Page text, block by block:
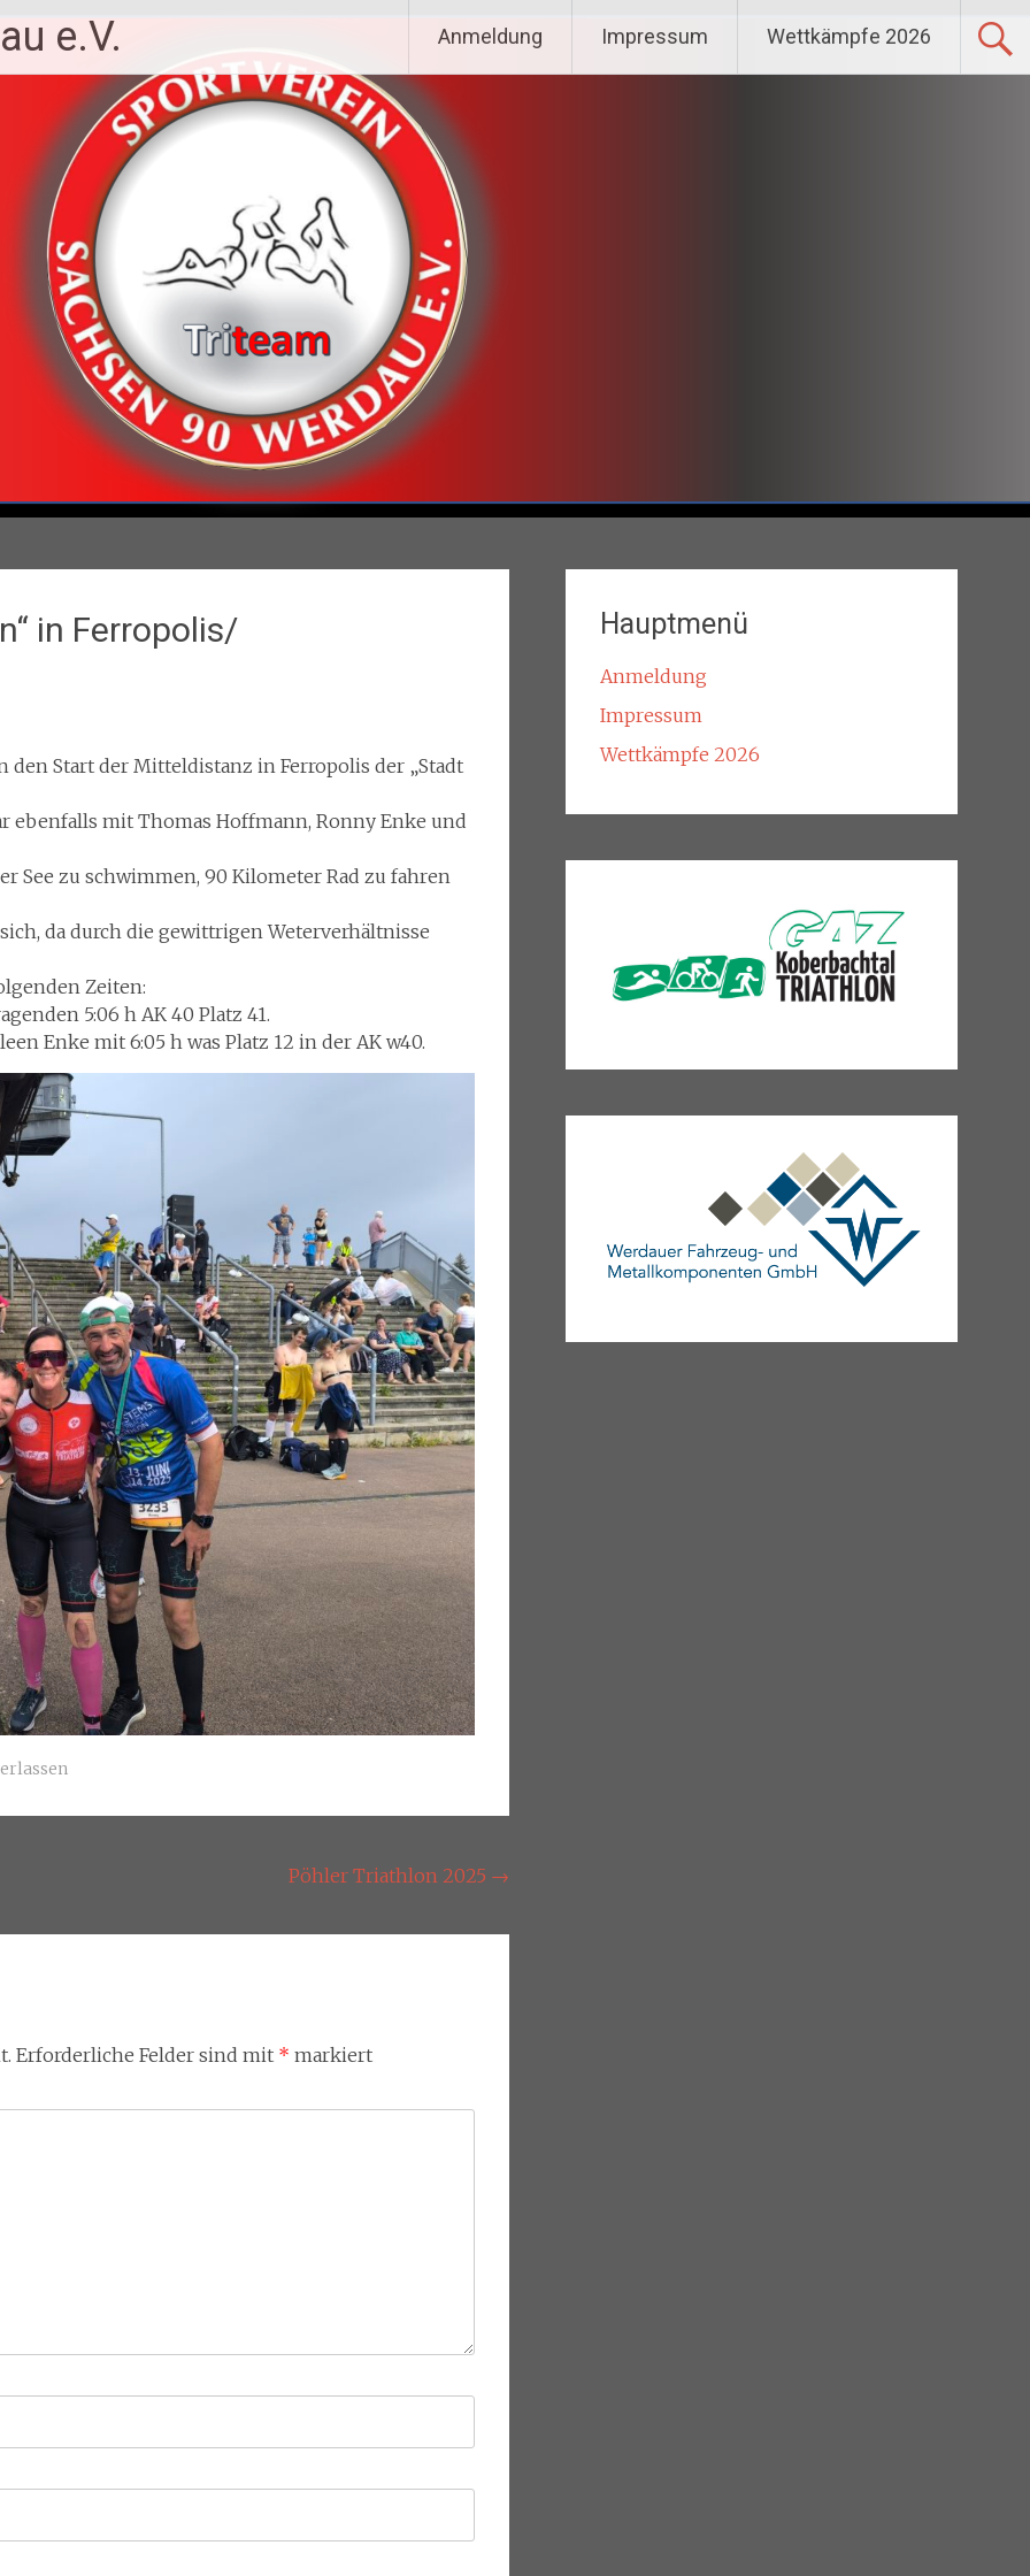
e.V. Anmeldung Impressum Wettkämpfe 2026
in Ferropolis/
den Start der Mitteldistanz in Ferropolis der „Stadt
ebenfalls mit Thomas Hoffmann, Ronny Enke und
See zu schwimmen, 90 Kilometer Rad zu fahren
da durch die gewittrigen Weterverhältnisse
Zeiten:
5:06 h AK 40 Platz 41.
Enke mit 6:05 h was Platz 12 in der AK w40.
Pöhler Triathlon 2025 →
Erforderliche Felder sind mit * markiert
Hauptmenü
Anmeldung
Impressum
Wettkämpfe 2026